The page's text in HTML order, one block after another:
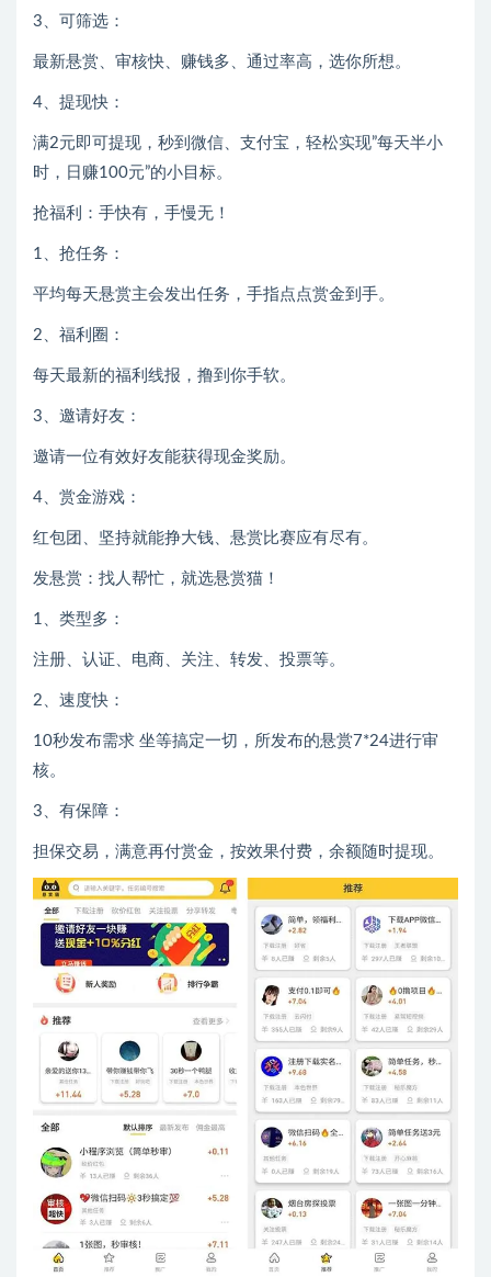
3、可筛选：
最新悬赏、审核快、赚钱多、通过率高，选你所想。
4、提现快：
满2元即可提现，秒到微信、支付宝，轻松实现”每天半小
时，日赚100元”的小目标。
抢福利：手快有，手慢无！
1、抢任务：
平均每天悬赏主会发出任务，手指点点赏金到手。
2、福利圈：
每天最新的福利线报，撸到你手软。
3、邀请好友：
邀请一位有效好友能获得现金奖励。
4、赏金游戏：
红包团、坚持就能挣大钱、悬赏比赛应有尽有。
发悬赏：找人帮忙，就选悬赏猫！
1、类型多：
注册、认证、电商、关注、转发、投票等。
2、速度快：
10秒发布需求 坐等搞定一切，所发布的悬赏7*24进行审
核。
3、有保障：
担保交易，满意再付赏金，按效果付费，余额随时提现。